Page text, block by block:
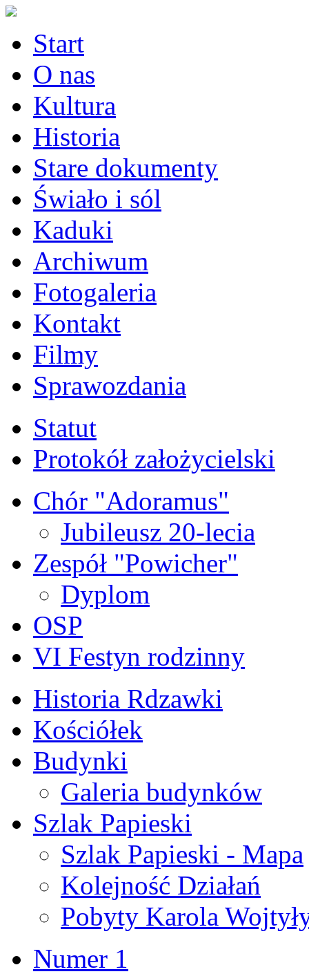
Start
O nas
Kultura
Historia
Stare dokumenty
Świało i sól
Kaduki
Archiwum
Fotogaleria
Kontakt
Filmy
Sprawozdania
Statut
Protokół założycielski
Chór "Adoramus"
Jubileusz 20-lecia
Zespół "Powicher"
Dyplom
OSP
VI Festyn rodzinny
Historia Rdzawki
Kościółek
Budynki
Galeria budynków
Szlak Papieski
Szlak Papieski - Mapa
Kolejność Działań
Pobyty Karola
Numer 1